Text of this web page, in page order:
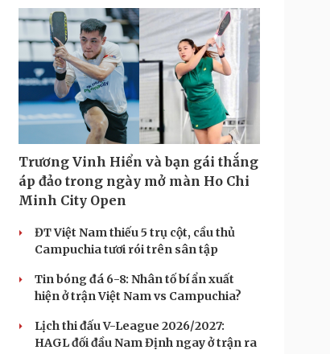
Trương Vinh Hiển và bạn gái thắng
áp đảo trong ngày mở màn Ho Chi
Minh City Open
ĐT Việt Nam thiếu 5 trụ cột, cầu thủ
Campuchia tươi rói trên sân tập
Tin bóng đá 6-8: Nhân tố bí ẩn xuất
hiện ở trận Việt Nam vs Campuchia?
Lịch thi đấu V-League 2026/2027:
HAGL đối đầu Nam Định ngay ở trận ra